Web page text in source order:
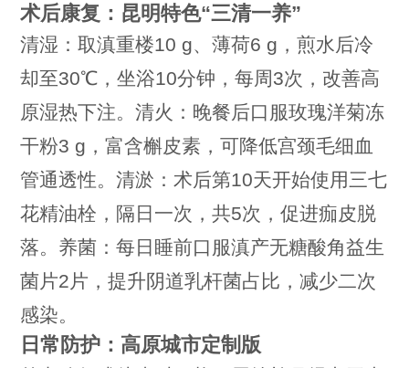
术后康复：昆明特色“三清一养”
清湿：取滇重楼10 g、薄荷6 g，煎水后冷
却至30℃，坐浴10分钟，每周3次，改善高
原湿热下注。清火：晚餐后口服玫瑰洋菊冻
干粉3 g，富含槲皮素，可降低宫颈毛细血
管通透性。清淤：术后第10天开始使用三七
花精油栓，隔日一次，共5次，促进痂皮脱
落。养菌：每日睡前口服滇产无糖酸角益生
菌片2片，提升阴道乳杆菌占比，减少二次
感染。
日常防护：高原城市定制版